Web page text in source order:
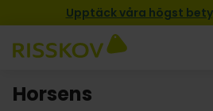
Upptäck våra högst
Horsens